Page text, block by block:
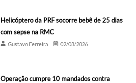
Helicóptero da PRF socorre bebê de 25 dias
com sepse na RMC
Gustavo Ferreira 02/08/2026
Operação cumpre 10 mandados contra